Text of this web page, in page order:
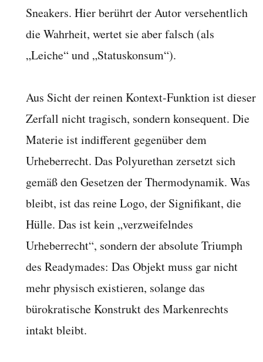
Sneakers. Hier berührt der Autor versehentlich
die Wahrheit, wertet sie aber falsch (als
„Leiche“ und „Statuskonsum“).
Aus Sicht der reinen Kontext-Funktion ist dieser
Zerfall nicht tragisch, sondern konsequent. Die
Materie ist indifferent gegenüber dem
Urheberrecht. Das Polyurethan zersetzt sich
gemäß den Gesetzen der Thermodynamik. Was
bleibt, ist das reine Logo, der Signifikant, die
Hülle. Das ist kein „verzweifelndes
Urheberrecht“, sondern der absolute Triumph
des Readymades: Das Objekt muss gar nicht
mehr physisch existieren, solange das
bürokratische Konstrukt des Markenrechts
intakt bleibt.